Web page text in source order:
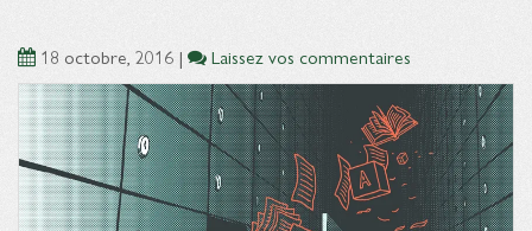
18 octobre, 2016 | Laissez vos commentaires